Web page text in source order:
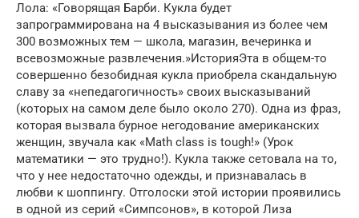
Лола: «Говорящая Барби. Кукла будет
запрограммирована на 4 высказывания из более чем
300 возможных тем — школа, магазин, вечеринка и
всевозможные развлечения.»ИсторияЭта в общем-то
совершенно безобидная кукла приобрела скандальную
славу за «непедагогичность» своих высказываний
(которых на самом деле было около 270). Одна из фраз,
которая вызвала бурное негодование американских
женщин, звучала как «Math class is tough!» (Урок
математики — это трудно!). Кукла также сетовала на то,
что у нее недостаточно одежды, и признавалась в
любви к шоппингу. Отголоски этой истории проявились
в одной из серий «Симпсонов», в которой Лиза